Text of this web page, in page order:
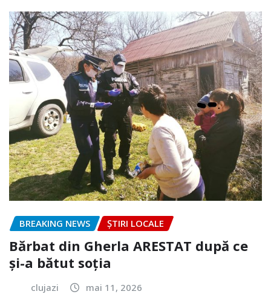
BREAKING NEWS ȘTIRI LOCALE
Bărbat din Gherla ARESTAT după ce
și-a bătut soția
clujazi mai 11, 2026